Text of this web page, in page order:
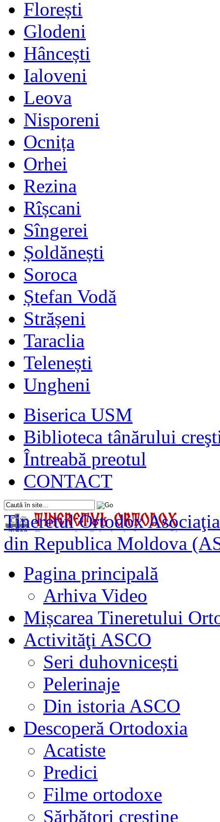
Florești
Glodeni
Hâncești
Ialoveni
Leova
Nisporeni
Ocnița
Orhei
Rezina
Rîșcani
Sîngerei
Șoldănești
Soroca
Ștefan Vodă
Strășeni
Taraclia
Telenești
Ungheni
Biserica USM
Biblioteca tânărului
Întreabă preotul
CONTACT
Tineretul Ortodox
din Republica Moldova
Pagina principală
Arhiva Video
Mișcarea Tineretului
Activităţi ASCO
Seri duhovnicești
Pelerinaje
Din istoria ASCO
Descoperă Ortodoxia
Acatiste
Predici
Filme ortodoxe
Sărbători creştine